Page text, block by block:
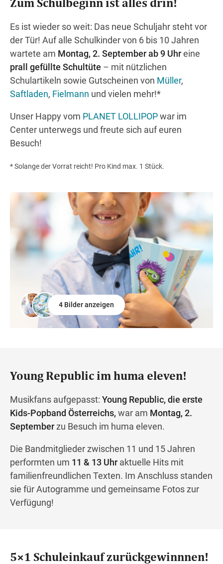
Wegbeschreibung
Es ist wieder so weit: Das neue Schuljahr steht vor
der Tür! Auf alle Schulkinder von 6 bis 10 Jahren
wartete am Montag, 2. September ab 9 Uhreine
prall gefüllte Schultüte – mit nützlichen
Schulartikeln sowie Gutscheinen von Müller,
Saftladen, Fielmann und vielen mehr!*
Unser Happy vom PLANET LOLLIPOPwar im
Center unterwegs und freute sich auf euren
Besuch!
* Solange der Vorrat reicht! Pro Kind max. 1 Stück.
4 Bilder anzeigen
Young Republic im huma eleven!
Musikfans aufgepasst: Young Republic, die erste
Kids-Popband Österreichs, war am Montag, 2.
Septemberzu Besuch im huma eleven.
Die Bandmitglieder zwischen 11 und 15 Jahren
performten um 11 & 13 Uhr aktuelle Hits mit
familienfreundlichen Texten. Im Anschluss standen
sie für Autogramme und gemeinsame Fotos zur
Verfügung!
5×1 Schuleinkauf zurückgewinnnen!